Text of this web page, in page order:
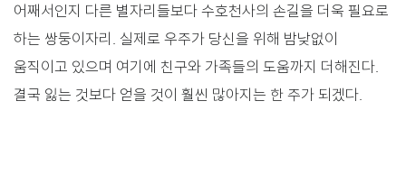
어째서인지 다른 별자리들보다 수호천사의 손길을 더욱 필요로
하는 쌍둥이자리. 실제로 우주가 당신을 위해 밤낮없이
움직이고 있으며 여기에 친구와 가족들의 도움까지 더해진다.
결국 잃는 것보다 얻을 것이 훨씬 많아지는 한 주가 되겠다.